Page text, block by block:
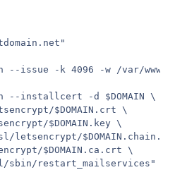
--issue -k 4096 -w /var/www/
--installcert -d $DOMAIN \
$DOMAIN.crt \
$DOMAIN.key \
$DOMAIN.ca.crt \
sbin/restart_mailservices"